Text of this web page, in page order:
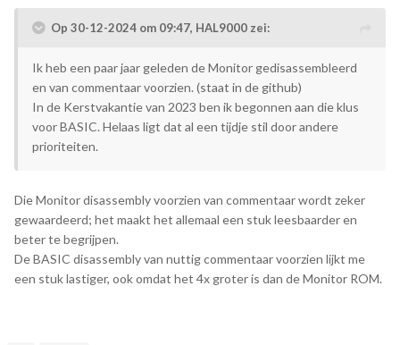
Op 30-12-2024 om 09:47, HAL9000 zei:
Ik heb een paar jaar geleden de Monitor gedisassembleerd
en van commentaar voorzien. (staat in de github)
In de Kerstvakantie van 2023 ben ik begonnen aan die klus
voor BASIC. Helaas ligt dat al een tijdje stil door andere
prioriteiten.
Die Monitor disassembly voorzien van commentaar wordt zeker
gewaardeerd; het maakt het allemaal een stuk leesbaarder en
beter te begrijpen.
De BASIC disassembly van nuttig commentaar voorzien lijkt me
een stuk lastiger, ook omdat het 4x groter is dan de Monitor ROM.